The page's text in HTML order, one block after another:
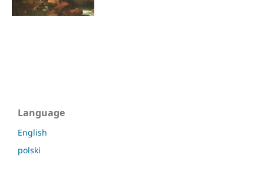
Language
English
polski